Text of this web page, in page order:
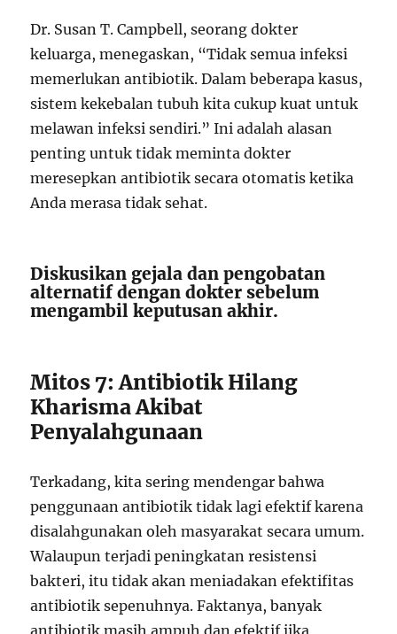
Dr. Susan T. Campbell, seorang dokter
keluarga, menegaskan, “Tidak semua infeksi
memerlukan antibiotik. Dalam beberapa kasus,
sistem kekebalan tubuh kita cukup kuat untuk
melawan infeksi sendiri.” Ini adalah alasan
penting untuk tidak meminta dokter
meresepkan antibiotik secara otomatis ketika
Anda merasa tidak sehat.
Diskusikan gejala dan pengobatan
alternatif dengan dokter sebelum
mengambil keputusan akhir.
Mitos 7: Antibiotik Hilang
Kharisma Akibat
Penyalahgunaan
Terkadang, kita sering mendengar bahwa
penggunaan antibiotik tidak lagi efektif karena
disalahgunakan oleh masyarakat secara umum.
Walaupun terjadi peningkatan resistensi
bakteri, itu tidak akan meniadakan efektifitas
antibiotik sepenuhnya. Faktanya, banyak
antibiotik masih ampuh dan efektif jika